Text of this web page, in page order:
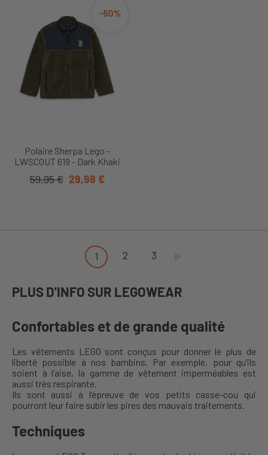
Polaire Sherpa Lego -
LWSCOUT 619 - Dark Khaki
-50%
59,95 € 29,98 €
1 2 3
PLUS D'INFO SUR LEGOWEAR
Confortables et de grande qualité
Les vêtements LEGO sont conçus pour donner le plus de
liberté possible à nos bambins. Par exemple, pour qu’ils
soient à l’aise, la gamme de vêtement imperméables est
aussi très respirante.
Ils sont aussi à l’épreuve de vos petits casse-cou qui
pourront leur faire subir les pires des mauvais traitements.
Techniques